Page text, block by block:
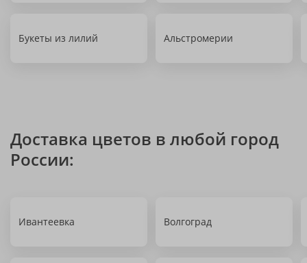
Букеты из лилий Альстромерии
Доставка цветов в любой город
России:
Ивантеевка Волгоград